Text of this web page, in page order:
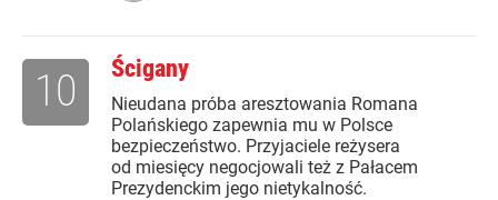
Ścigany
Nieudana próba aresztowania Romana
Polańskiego zapewnia mu w Polsce
bezpieczeństwo. Przyjaciele reżysera
od miesięcy negocjowali też z Pałacem
Prezydenckim jego nietykalność.
10